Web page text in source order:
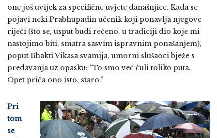
one još uvijek za specifične uvjete današnjice. Kada se
pojavi neki Prabhupadin učenik koji ponavlja njegove
riječi (što se, usput budi rečeno, u tradiciji dio koje mi
nastojimo biti, smatra sasvim ispravnim ponašanjem),
poput Bhakti Vikasa svamija, umorni slušaoci bježe s
predavanja uz opasku: “To smo već čuli toliko puta.
Opet priča ono isto, staro.”
Pri
tom
se